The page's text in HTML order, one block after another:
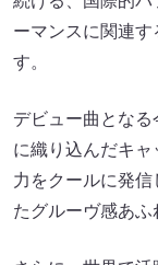
ーマンスに関連
す。
に織り込んだキ
力をクールに発
たグルーヴ感あ